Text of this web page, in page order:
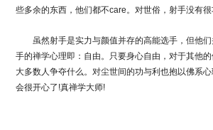
些多余的东西，他们都不care。对世俗，射手没有
虽然射手是实力与颜值并存的高能选手，但他
手的禅学心理即：自由。只要身心自由，对于其他
大多数人争夺什么。对尘世间的功与利也抱以佛系
会很开心了!真禅学大师!